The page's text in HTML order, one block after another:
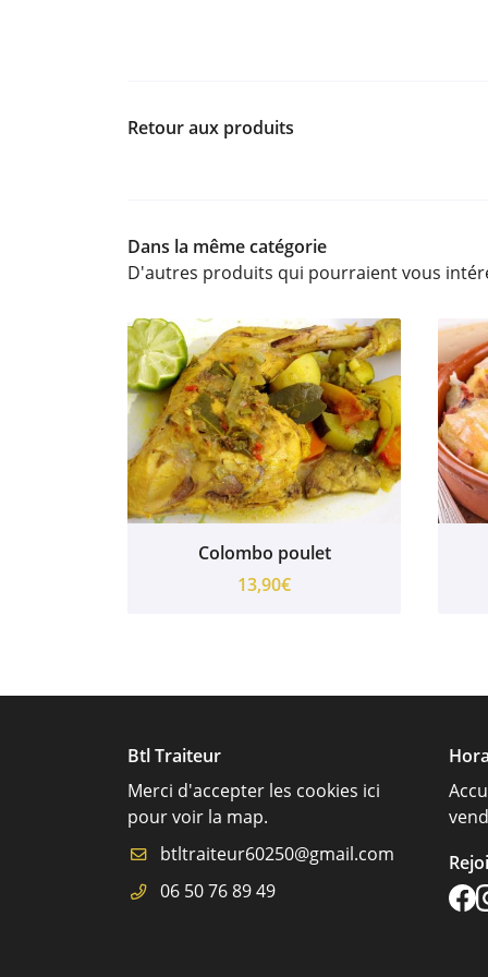
Retour aux produits
Dans la même catégorie
D'autres produits qui pourraient vous
Colombo poulet
13,90€
Btl Traiteur
Merci d'accepter les cookies ici
pour voir la map.
06 50 76 89 49